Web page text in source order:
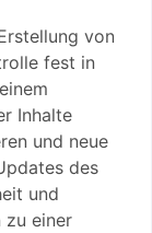
von
fest in
Inhalte
und neue
des
und
zu einer